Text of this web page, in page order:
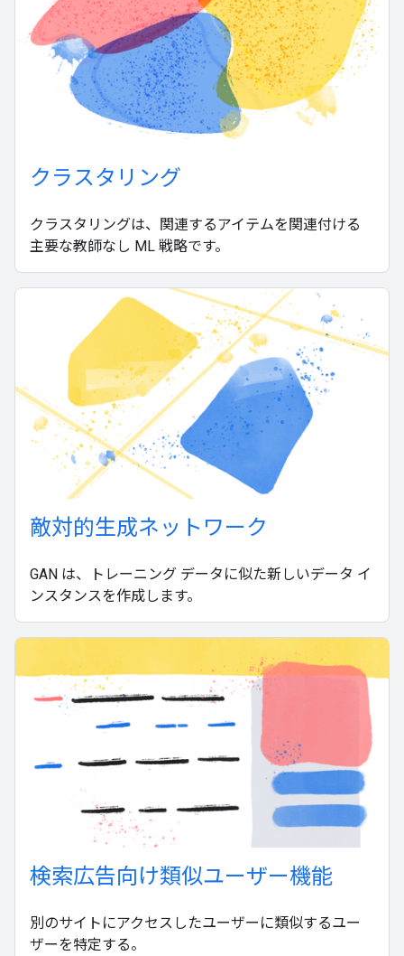
クラスタリング
クラスタリングは、関連するアイテムを関連付ける
主要な教師なし ML 戦略です。
敵対的生成ネットワーク
GAN は、トレーニング データに似た新しいデータ イ
ンスタンスを作成します。
検索広告向け類似ユーザー機能
別のサイトにアクセスしたユーザーに類似するユー
ザーを特定する。